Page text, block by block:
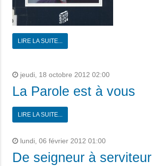
LIRE LA SUITE...
jeudi, 18 octobre 2012 02:00
La Parole est à vous
LIRE LA SUITE...
lundi, 06 février 2012 01:00
De seigneur à serviteur